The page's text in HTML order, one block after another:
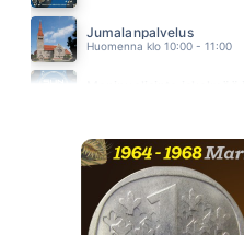
Jumalanpalvelus
Huomenna klo 10:00 - 11:00